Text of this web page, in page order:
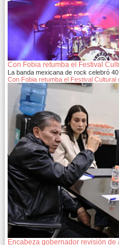
Con Fobia retumba el Festival
La banda mexicana de rock celebró
Con Fobia retumba el Festival Cultural
Encabeza gobernador revisión de